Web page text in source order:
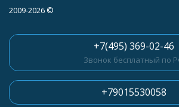
2009-2026 ©
+7(495) 369-02-46
Звонок бесплатный по
+79015530058